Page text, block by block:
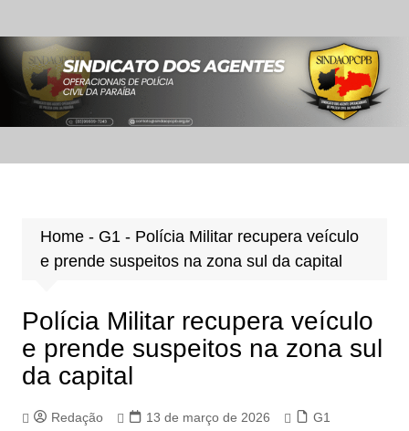
para
conteúdo
Home- G1 - Polícia Militar recupera veículo
e prende suspeitos na zona sul da capital
Polícia Militar recupera veículo
e prende suspeitos na zona sul
da capital
Redação 13 de março de 2026 G1